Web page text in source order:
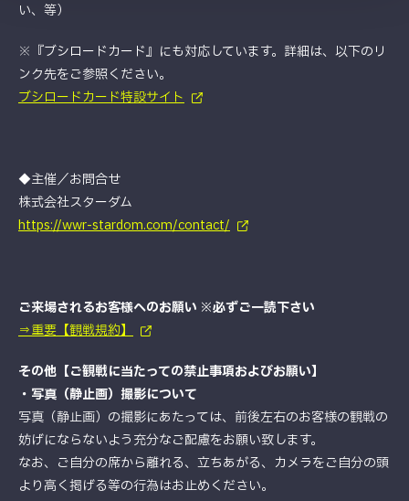
い、等）
※『ブシロードカード』にも対応しています。詳細は、以下のリ
ンク先をご参照ください。
ブシロードカード特設サイト
◆主催／お問合せ
株式会社スターダム
https://wwr-stardom.com/contact/
ご来場されるお客様へのお願い ※必ずご一読下さい
⇒重要【観戦規約】
その他【ご観戦に当たっての禁止事項およびお願い】
・写真（静止画）撮影について
写真（静止画）の撮影にあたっては、前後左右のお客様の観戦の
妨げにならないよう充分なご配慮をお願い致します。
なお、ご自分の席から離れる、立ちあがる、カメラをご自分の頭
より高く掲げる等の行為はお止めください。